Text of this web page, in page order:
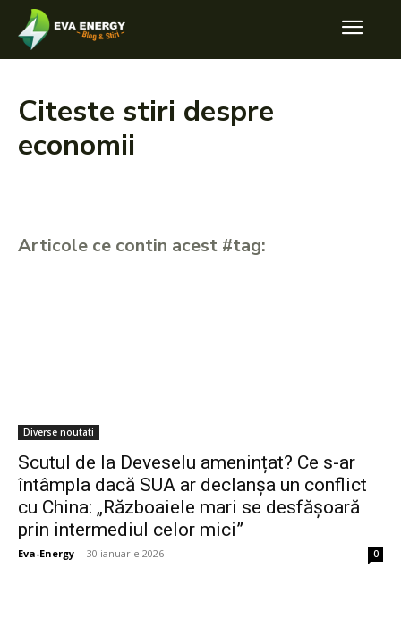
Citeste stiri despre
economii
Articole ce contin acest #tag:
Diverse noutati
Scutul de la Deveselu amenințat? Ce s-ar
întâmpla dacă SUA ar declanșa un conflict
cu China: „Războaiele mari se desfășoară
prin intermediul celor mici”
Eva-Energy - 30 ianuarie 2026 0